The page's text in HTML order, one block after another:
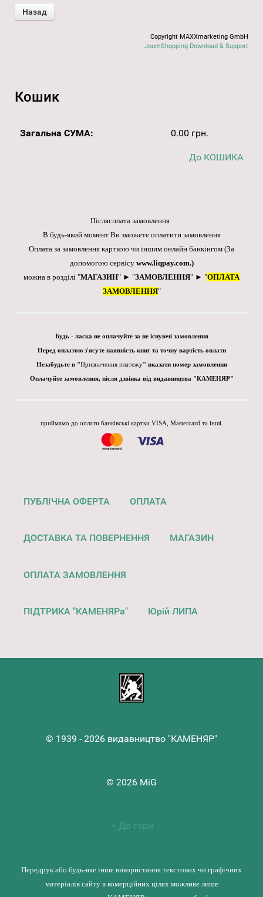
Copyright MAXXmarketing GmbH
JoomShopping Download & Support
Кошик
Загальна СУМА: 0.00 грн.
До КОШИКА
Післясплата замовлення
В будь-який момент Ви зможете оплатити замовлення
Оплата за замовлення карткою чи іншим онлайн банкінгом (За
допомогою сервісу www.liqpay.com.)
можна в розділі "МАГАЗИН" ► "ЗАМОВЛЕННЯ" ► "ОПЛАТА
ЗАМОВЛЕННЯ"
Будь - ласка не оплачуйте за не існуючі замовлення
Перед оплатою з'ясуте наявність книг та точну вартість оплати
Незабудьте в "Призначення платежу" вказати номер замовлення
Оплачуйте замовлення, після дзвінка від видавництва "КАМЕНЯР"
приймамо до оплати банківські картки VISA, Mastercard та інші.
ПУБЛІЧНА ОФЕРТА ОПЛАТА
ДОСТАВКА ТА ПОВЕРНЕННЯ МАГАЗИН
ОПЛАТА ЗАМОВЛЕННЯ
ПІДТРИКА "КАМЕНЯРа" Юрій ЛИПА
© 1939 - 2026 видавництво "КАМЕНЯР"
© 2026 MiG
До гори
Передрук або будь-яке інше використання текстових чи графічних
матеріалів сайту в комерційних цілях можливе лише